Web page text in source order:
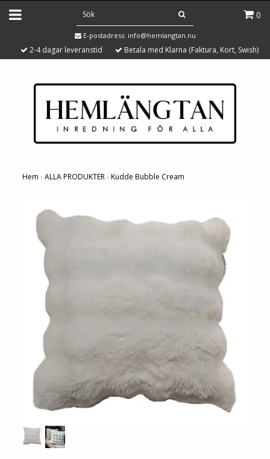
0
E-postadress: info@hemlangtan.nu
2-4 dagar leveranstid Betala med Klarna (Faktura, Kort, Swish)
Hem › ALLA PRODUKTER› Kudde Bubble Cream